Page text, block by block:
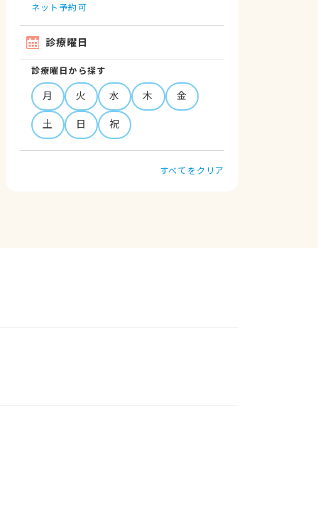
ネット予約可
診療曜日
診療曜日から探す
月 火 水 木
金
土
日 祝
すべてをクリア